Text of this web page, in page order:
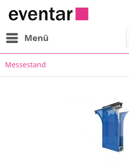
Menü
Messestand